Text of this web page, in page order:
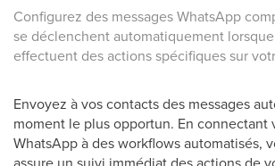
Configurez des messages WhatsApp
se déclenchent automatiquement
effectuent des actions spécifiques sur
Envoyez à vos contacts des messages
moment le plus opportun. En connectant
WhatsApp à des workflows automatisés,